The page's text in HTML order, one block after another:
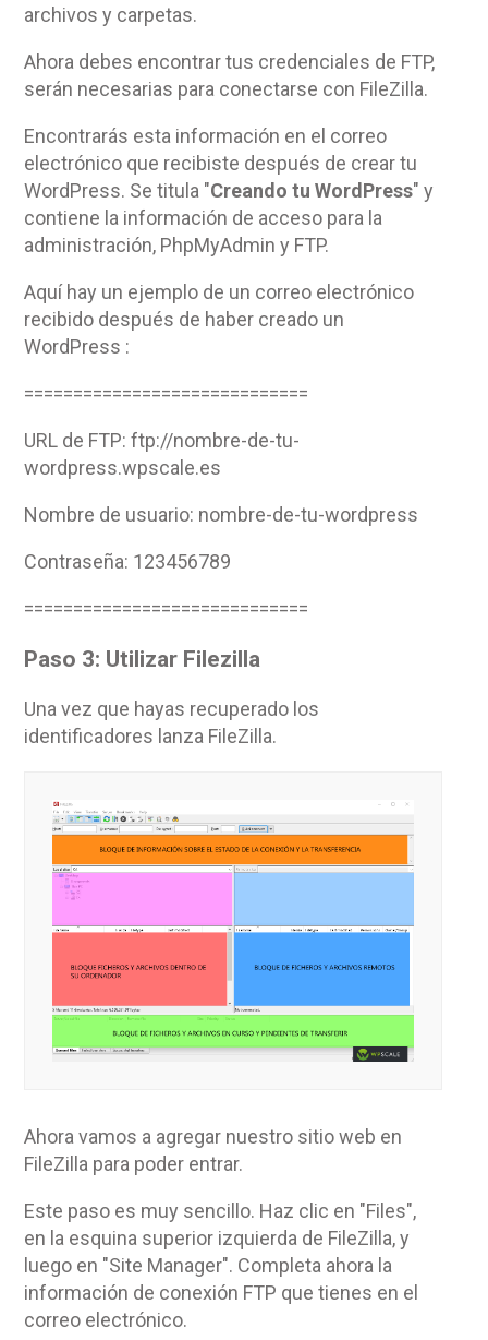
archivos y carpetas.
Ahora debes encontrar tus credenciales de FTP,
serán necesarias para conectarse con FileZilla.
Encontrarás esta información en el correo
electrónico que recibiste después de crear tu
WordPress. Se titula "Creando tu WordPress" y
contiene la información de acceso para la
administración, PhpMyAdmin y FTP.
Aquí hay un ejemplo de un correo electrónico
recibido después de haber creado un
WordPress :
=============================
URL de FTP: ftp://nombre-de-tu-
wordpress.wpscale.es
Nombre de usuario: nombre-de-tu-wordpress
Contraseña: 123456789
=============================
Paso 3: Utilizar Filezilla
Una vez que hayas recuperado los
identificadores lanza FileZilla.
Ahora vamos a agregar nuestro sitio web en
FileZilla para poder entrar.
Este paso es muy sencillo. Haz clic en "Files",
en la esquina superior izquierda de FileZilla, y
luego en "Site Manager". Completa ahora la
información de conexión FTP que tienes en el
correo electrónico.